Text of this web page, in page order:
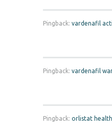
Pingback: vardenafil
Pingback: vardenafil
Pingback: orlistat